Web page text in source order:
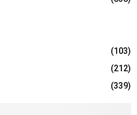
(103)
(212)
(339)